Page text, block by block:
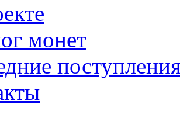
монет